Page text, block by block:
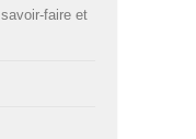
faire et